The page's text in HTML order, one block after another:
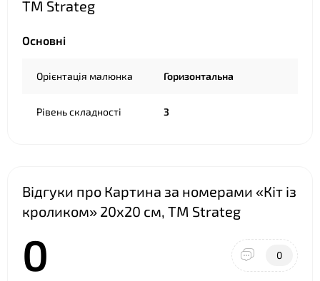
ТМ Strateg
Основні
Орієнтація малюнка Горизонтальна
Рівень складності 3
Відгуки про Картина за номерами «Кіт із
кроликом» 20х20 см, ТМ Strateg
0 0